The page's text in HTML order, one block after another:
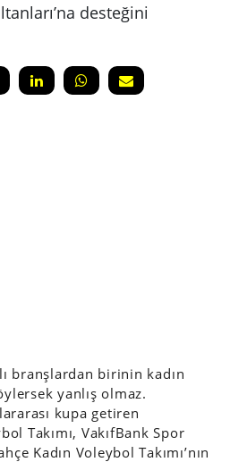
desteğini
branşlardan birinin kadın
yanlış olmaz.
kupa getiren
Takımı, VakıfBank Spor
Kadın Voleybol Takımı’nın